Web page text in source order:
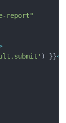
report"
) }}<